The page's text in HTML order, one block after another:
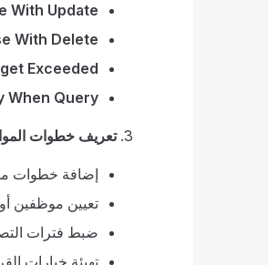
With Update
With Delete
Exceeded
When Query
تعريف خطوات
إضافة خطوات
تعيين موظفين
ضبط فترات
تهيئة خيارات